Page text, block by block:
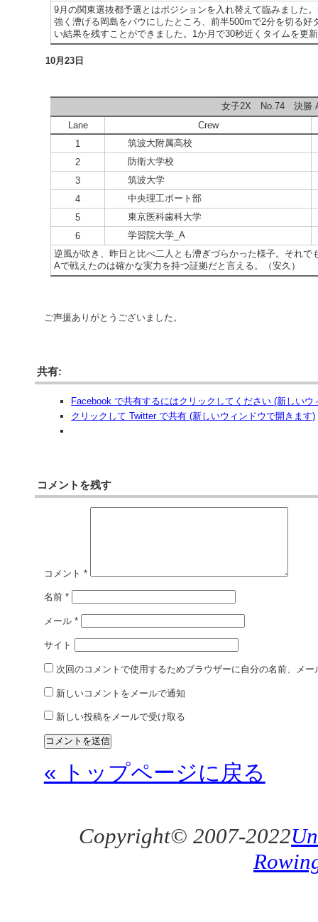
9月の関東選抜都予選とはポジションを入れ替えて臨みました
強く漕げる岡島をバウにしたところ、前半500mで2分を切る
い結果を残すことができました。1か月で30秒近くタイムを更
10月23日
女子2X No.74 決勝
Lane
Crew
1
筑波大附属高校
2
防衛大学校
3
筑波大学
4
中央理工ボート部
5
東京医科歯科大学
6
学習院大学_A
逆風が吹き、昨日と比べ二人とも漕ぎづらかった様子。それ
Aで戦えたのは確かな実力を持つ証拠だと言える。（安久）
ご声援ありがとうございました。
共有:
Facebook で共有するにはクリックしてください (新しいウ
クリックして Twitter で共有 (新しいウィンドウで開きます)
コメントを残す
コメント *
名前 *
メール *
サイト
次回のコメントで使用するためブラウザーに自分の名前、メ
新しいコメントをメールで通知
新しい投稿をメールで受け取る
« トップページに戻る
Copyright© 2007-2022